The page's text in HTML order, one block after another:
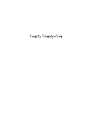
Twenty Twenty-Five